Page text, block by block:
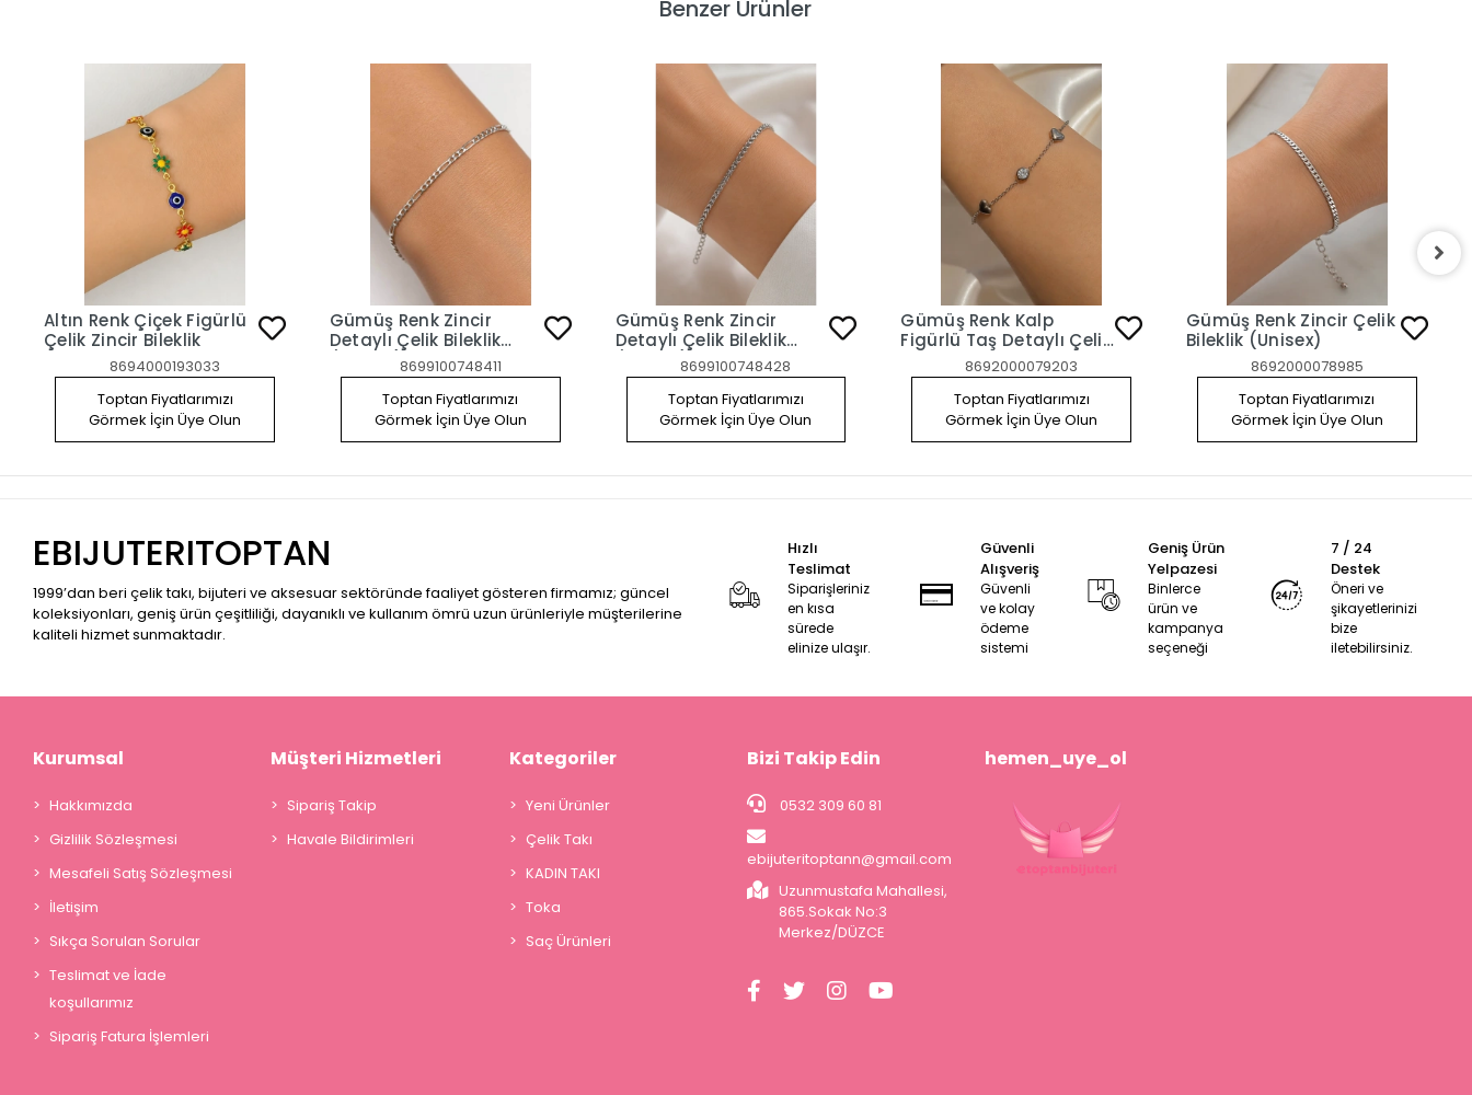
Benzer Ürünler
Altın Renk Çiçek Figürlü
Çelik Zincir Bileklik
8694000193033
Toptan Fiyatlarımızı
Görmek İçin Üye Olun
Gümüş Renk Zincir
Detaylı Çelik Bileklik
(Unısex)8699100748411
Toptan Fiyatlarımızı
Görmek İçin Üye Olun
Gümüş Renk Zincir
Detaylı Çelik Bileklik
(Unısex)8699100748428
Toptan Fiyatlarımızı
Görmek İçin Üye Olun
Gümüş Renk Kalp
Figürlü Taş Detaylı Çelik
8692000079203
Toptan Fiyatlarımızı
Görmek İçin Üye Olun
Gümüş Renk Zincir Çelik
Bileklik (Unisex)
8692000078985
Toptan Fiyatlarımızı
Görmek İçin Üye Olun
EBIJUTERITOPTAN
1999’dan beri çelik takı, bijuteri ve aksesuar sektöründe faaliyet gösteren firmamız; güncel
koleksiyonları, geniş ürün çeşitliliği, dayanıklı ve kullanım ömrü uzun ürünleriyle müşterilerine
kaliteli hizmet sunmaktadır.
Hızlı
Teslimat
Siparişleriniz
en kısa
sürede
elinize ulaşır.
Güvenli
Alışveriş
Güvenli
ve kolay
ödeme
sistemi
Geniş Ürün
Yelpazesi
Binlerce
ürün ve
kampanya
seçeneği
7 / 24
Destek
Öneri ve
şikayetlerinizi
bize
iletebilirsiniz.
Kurumsal
Hakkımızda
Gizlilik Sözleşmesi
Mesafeli Satış Sözleşmesi
İletişim
Sıkça Sorulan Sorular
Teslimat ve İade
koşullarımız
Sipariş Fatura İşlemleri
Müşteri Hizmetleri
Sipariş Takip
Havale Bildirimleri
Kategoriler
Yeni Ürünler
Çelik Takı
KADIN TAKI
Toka
Saç Ürünleri
Bizi Takip Edin
0532 309 60 81
ebijuteritoptann@gmail.com
Uzunmustafa Mahallesi,
865.Sokak No:3
Merkez/DÜZCE
hemen_uye_ol